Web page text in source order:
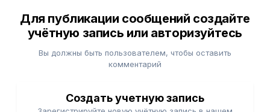
Для публикации сообщений создайте
учётную запись или авторизуйтесь
Вы должны быть пользователем, чтобы оставить
комментарий
Создать учетную запись